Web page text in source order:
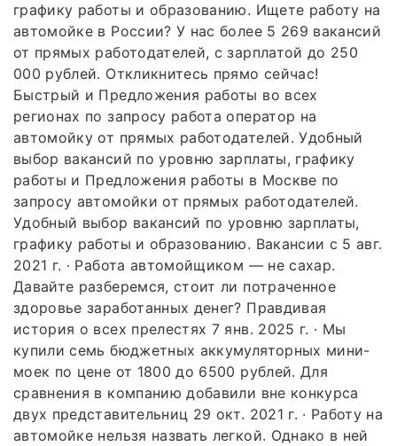
графику работы и образованию. Ищете работу на
автомойке в России? У нас более 5 269 вакансий
от прямых работодателей, с зарплатой до 250
000 рублей. Откликнитесь прямо сейчас!
Быстрый и Предложения работы во всех
регионах по запросу работа оператор на
автомойку от прямых работодателей. Удобный
выбор вакансий по уровню зарплаты, графику
работы и Предложения работы в Москве по
запросу автомойки от прямых работодателей.
Удобный выбор вакансий по уровню зарплаты,
графику работы и образованию. Вакансии с 5 авг.
2021 г. · Работа автомойщиком — не сахар.
Давайте разберемся, стоит ли потраченное
здоровье заработанных денег? Правдивая
история о всех прелестях 7 янв. 2025 г. · Мы
купили семь бюджетных аккумуляторных мини-
моек по цене от 1800 до 6500 рублей. Для
сравнения в компанию добавили вне конкурса
двух представительниц 29 окт. 2021 г. · Работу на
автомойке нельзя назвать легкой. Однако в ней